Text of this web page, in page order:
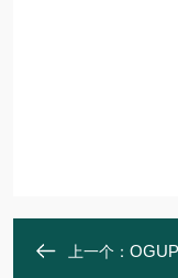
上一个： OGUP